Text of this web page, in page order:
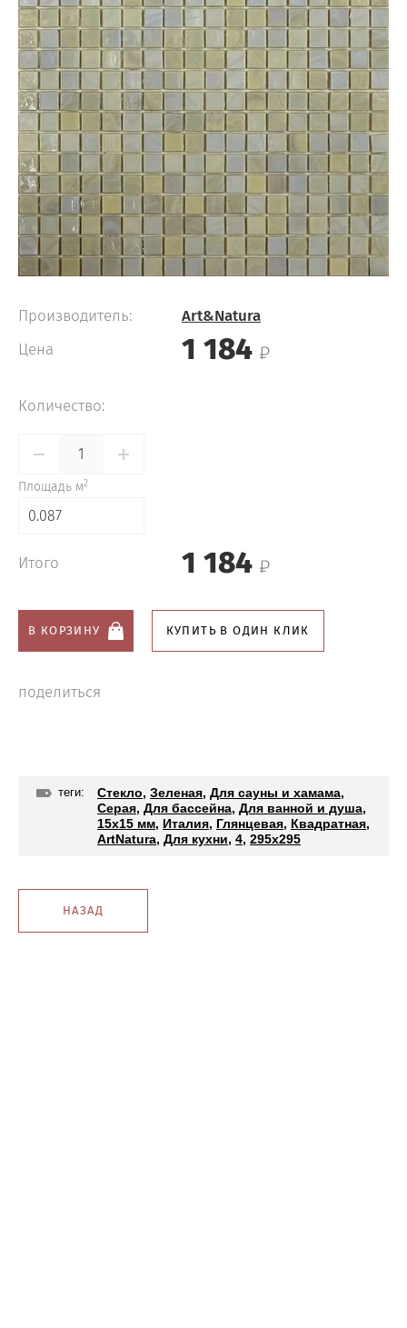
Производитель:
Art&Natura
Цена
1 184
Количество:
Площадь м2
0.087
Итого 1 184
В КОРЗИНУ КУПИТЬ В ОДИН КЛИК
поделиться
теги: Стекло, Зеленая, Для сауны и хамама,
Серая, Для бассейна, Для ванной и душа,
15x15 мм, Италия, Глянцевая, Квадратная,
ArtNatura, Для кухни, 4, 295x295
НАЗАД